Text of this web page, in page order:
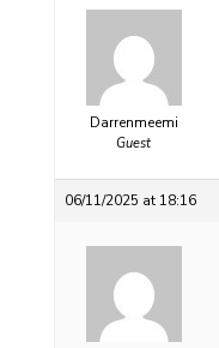
Darrenmeemi
Guest
06/11/2025 at 18:16